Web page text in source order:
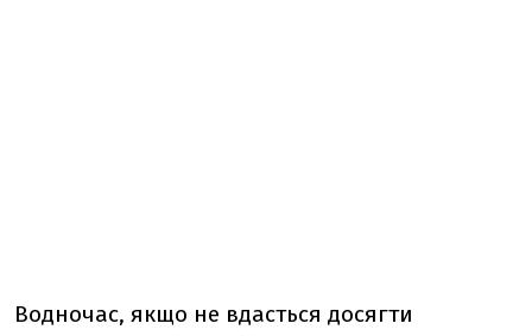
Водночас, якщо не вдасться досягти